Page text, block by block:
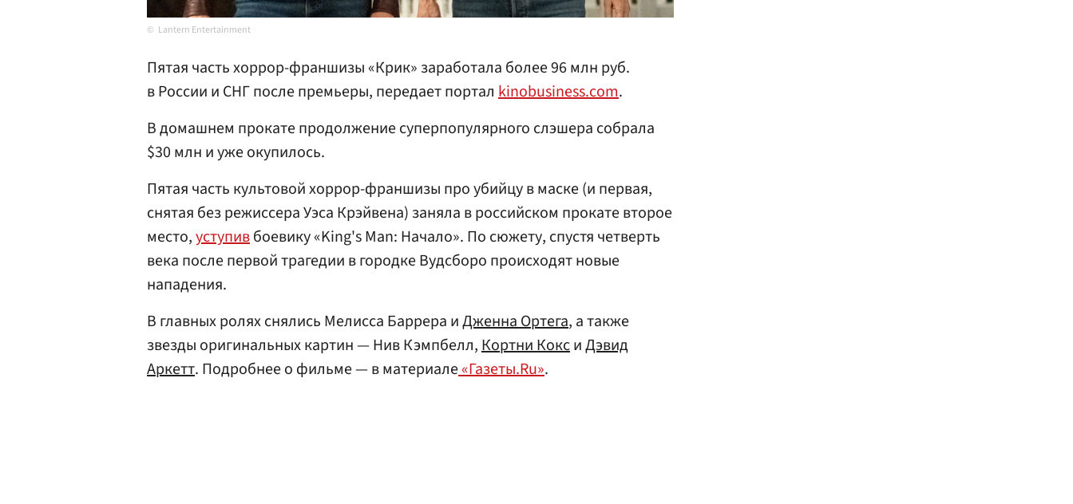
Lantern Entertainment
Пятая часть хоррор-франшизы «Крик» заработала более 96 млн руб.
в России и СНГ после премьеры, передает портал kinobusiness.com.
В домашнем прокате продолжение суперпопулярного слэшера собрала
$30 млн и уже окупилось.
Пятая часть культовой хоррор-франшизы про убийцу в маске (и первая,
снятая без режиссера Уэса Крэйвена) заняла в российском прокате второе
место,уступивбоевику «King's Man: Начало». По сюжету, спустя четверть
века после первой трагедии в городке Вудсборо происходят новые
нападения.
В главных ролях снялись Мелисса Баррера иДженна Ортега, а также
звезды оригинальных картин — Нив Кэмпбелл,Кортни КоксиДэвид
Аркетт. Подробнее о фильме — в материале«Газеты.Ru».